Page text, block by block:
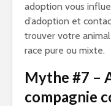
adoption vous
d’adoption et
trouver votre
race pure ou mixte.
Mythe #7 –
compagnie